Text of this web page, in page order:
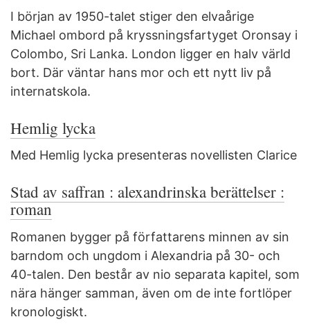
I början av 1950-talet stiger den elvaårige
Michael ombord på kryssningsfartyget Oronsay i
Colombo, Sri Lanka. London ligger en halv värld
bort. Där väntar hans mor och ett nytt liv på
internatskola.
Hemlig lycka
Med Hemlig lycka presenteras novellisten Clarice
Stad av saffran : alexandrinska berättelser :
roman
Romanen bygger på författarens minnen av sin
barndom och ungdom i Alexandria på 30- och
40-talen. Den består av nio separata kapitel, som
nära hänger samman, även om de inte fortlöper
kronologiskt.